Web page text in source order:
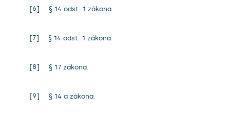
6 § 14 odst. 1 zákona.
7 § 14 odst. 1 zákona.
8 § 17 zákona.
9 § 14 a zákona.